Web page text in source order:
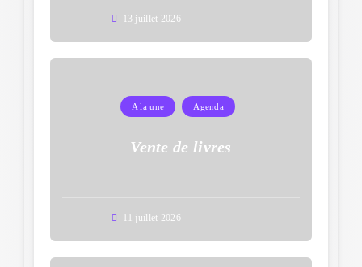
13 juillet 2026
A la une Agenda
Vente de livres
11 juillet 2026